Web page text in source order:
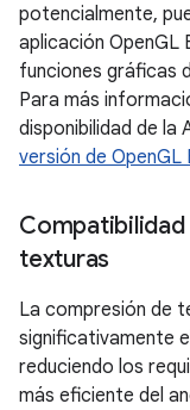
potencialmente,
aplicación OpenGL
funciones gráficas
Para más
disponibilidad de la
versión de OpenGL
texturas
La compresión de
significativamente
reduciendo los
más eficiente del